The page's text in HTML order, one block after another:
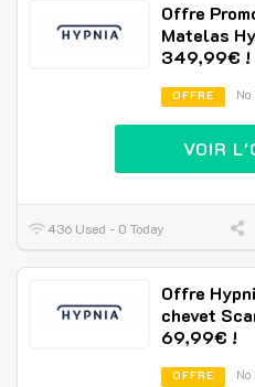
Offre
Matelas
349,99€ !
OFFRE
VOIR
436 Used - 0 Today
Offre
chevet
69,99€ !
OFFRE